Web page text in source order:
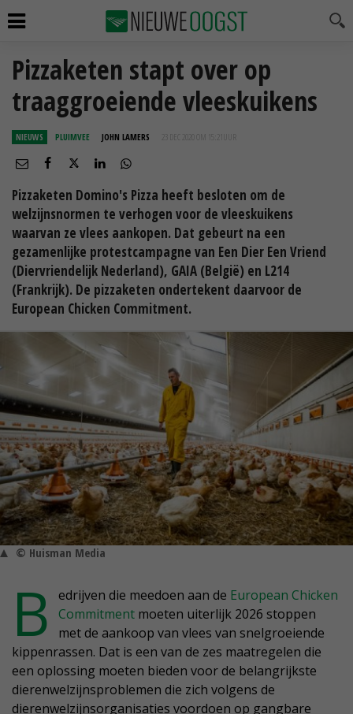
Pizzaketen stapt over op
traaggroeiende vleeskuikens
NIEUWS PLUIMVEE JOHN LAMERS 23 DEC 2020 OM 15:21
Pizzaketen Domino's Pizza heeft besloten om de
welzijnsnormen te verhogen voor de vleeskuikens
waarvan ze vlees aankopen. Dat gebeurt na een
gezamenlijke protestcampagne van Een Dier Een Vriend
(Diervriendelijk Nederland), GAIA (België) en L214
(Frankrijk). De pizzaketen ondertekent daarvoor de
European Chicken Commitment.
© Huisman Media
B edrijven die meedoen aan de European Chicken
Commitment moeten uiterlijk 2026 stoppen
met de aankoop van vlees van snelgroeiende
kippenrassen. Dat is een van de zes maatregelen die
een oplossing moeten bieden voor de belangrijkste
dierenwelzijnsproblemen die zich volgens de
dierenwelzijnsorganisaties voordoen op gangbare